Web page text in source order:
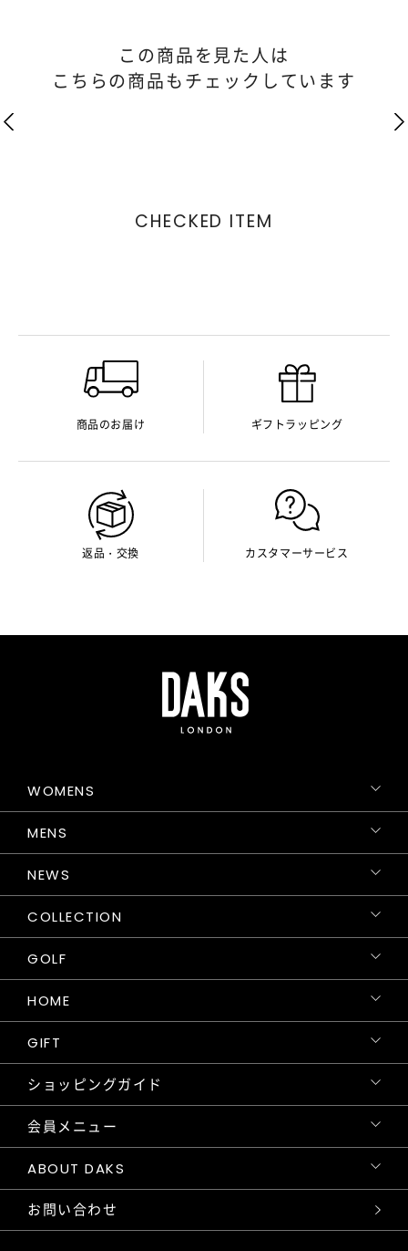
この商品を見た人は
こちらの商品もチェックしています
CHECKED ITEM
商品のお届け ギフトラッピング
返品・交換 カスタマーサービス
WOMENS
MENS
NEWS
COLLECTION
GOLF
HOME
GIFT
ショッピングガイド
会員メニュー
ABOUT DAKS
お問い合わせ